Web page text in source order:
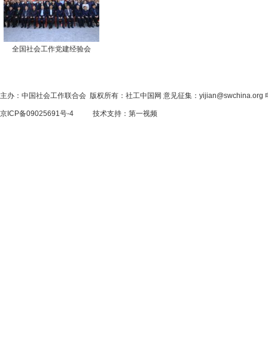
全国社会工作党建经验会
主办：中国社会工作联合会 版权所有：社工中国网 意见征集：yijian@swchina.org
京ICP备09025691号-4 技术支持： 第一视频